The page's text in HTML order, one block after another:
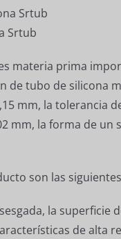
Srtub
materia prima
de tubo de silicona
mm, la tolerancia
mm, la forma de
son las
la
de alta